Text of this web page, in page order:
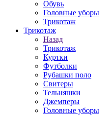
Обувь
Головные уборы
Трикотаж
Трикотаж
Назад
Трикотаж
Куртки
Футболки
Рубашки поло
Свитеры
Тельняшки
Джемперы
Головные уборы